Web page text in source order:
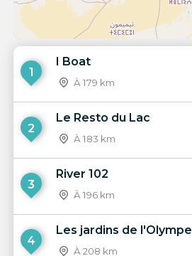
1
I Boat
À 179 km
2
Le Resto du Lac
À 183 km
3
River 102
À 196 km
4
Les jardins de l'Olympe
À 208 km